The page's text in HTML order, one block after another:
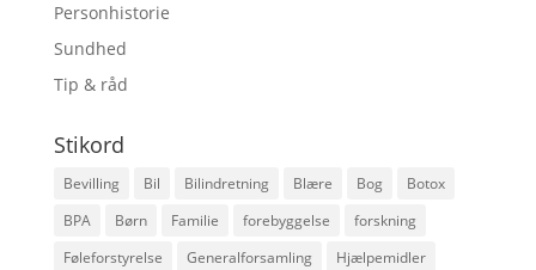
Personhistorie
Sundhed
Tip & råd
Stikord
Bevilling Bil Bilindretning Blære Bog
Botox
BPA
Børn Familie forebyggelse
forskning
Føleforstyrelse
Generalforsamling
Hjælpemidler